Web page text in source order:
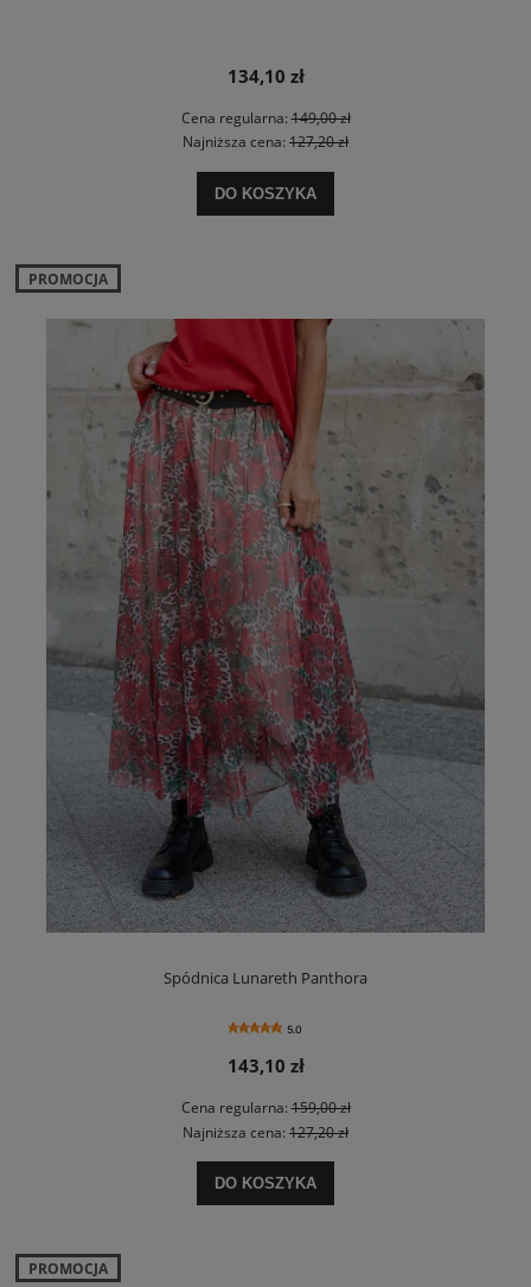
134,10 zł
Cena regularna:149,00 zł
Najniższa cena: 127,20 zł
DO KOSZYKA
Spódnica Lunareth Panthora
5.0
143,10 zł
Cena regularna:159,00 zł
Najniższa cena: 127,20 zł
DO KOSZYKA
PROMOCJA
PROMOCJA